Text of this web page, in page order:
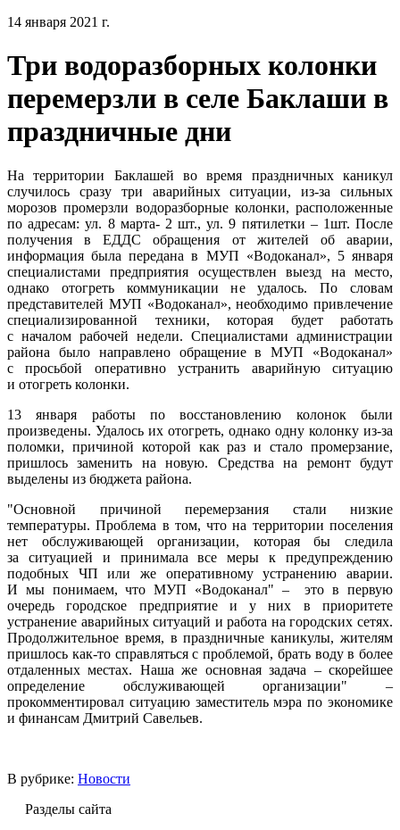
14 января 2021 г.
Три водоразборных колонки
перемерзли в селе Баклаши в
праздничные дни
На территории Баклашей во время праздничных каникул
случилось сразу три аварийных ситуации, из-за сильных
морозов промерзли водоразборные колонки, расположенные
по адресам: ул. 8 марта- 2 шт., ул. 9 пятилетки – 1шт. После
получения в ЕДДС обращения от жителей об аварии,
информация была передана в МУП «Водоканал», 5 января
специалистами предприятия осуществлен выезд на место,
однако отогреть коммуникации не удалось. По словам
представителей МУП «Водоканал», необходимо привлечение
специализированной техники, которая будет работать
с началом рабочей недели. Специалистами администрации
района было направлено обращение в МУП «Водоканал»
с просьбой оперативно устранить аварийную ситуацию
и отогреть колонки.
13 января работы по восстановлению колонок были
произведены. Удалось их отогреть, однако одну колонку из-за
поломки, причиной которой как раз и стало промерзание,
пришлось заменить на новую. Средства на ремонт будут
выделены из бюджета района.
"Основной причиной перемерзания стали низкие
температуры. Проблема в том, что на территории поселения
нет обслуживающей организации, которая бы следила
за ситуацией и принимала все меры к предупреждению
подобных ЧП или же оперативному устранению аварии.
И мы понимаем, что МУП «Водоканал" – это в первую
очередь городское предприятие и у них в приоритете
устранение аварийных ситуаций и работа на городских сетях.
Продолжительное время, в праздничные каникулы, жителям
пришлось как-то справляться с проблемой, брать воду в более
отдаленных местах. Наша же основная задача – скорейшее
определение обслуживающей организации" –
прокомментировал ситуацию заместитель мэра по экономике
и финансам Дмитрий Савельев.
В рубрике: Новости
Разделы сайта